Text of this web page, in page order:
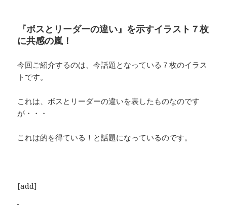
『ボスとリーダーの違い』を示すイラスト７枚
に共感の嵐！
今回ご紹介するのは、今話題となっている７枚のイラス
トです。
これは、ボスとリーダーの違いを表したものなのです
が・・・
これは的を得ている！と話題になっているのです。
[add]